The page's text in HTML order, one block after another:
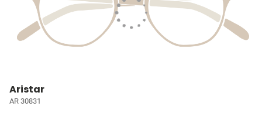
Aristar
AR 30831